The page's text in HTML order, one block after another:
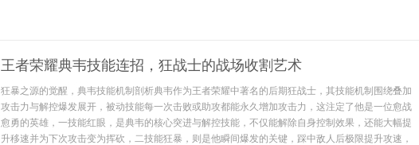
王者荣耀典韦技能连招，狂战士的战场收割艺术
狂暴之源的觉醒，典韦技能机制剖析典韦作为王者荣耀中著名的后期狂战士，其技能机制围绕叠加
攻击力与解控爆发展开，被动技能每一次击败或助攻都能永久增加攻击力，这注定了他是一位愈战
愈勇的英雄，一技能红眼，是典韦的核心突进与解控技能，不仅能解除自身控制效果，还能大幅提
升移速并为下次攻击变为挥砍，二技能狂暴，则是他瞬间爆发的关键，踩中敌人后极限提升攻速，